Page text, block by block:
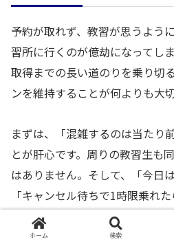
予約が取れず、教習が思うよう
習所に行くのが億劫になってし
取得までの長い道のりを乗り切
ンを維持することが何よりも大切
まずは、「混雑するのは当たり
とが肝心です。周りの教習生も
はありません。そして、「今日
「キャンセル待ちで1時限乗れ
な目標を設定して一つひとつク
感を得やすくなります。友達と
ホーム 検索